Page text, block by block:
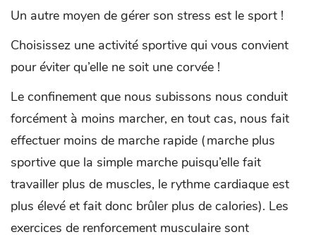
Un autre moyen de gérer son stress est le sport !
Choisissez une activité sportive qui vous convient
pour éviter qu’elle ne soit une corvée !
Le confinement que nous subissons nous conduit
forcément à moins marcher, en tout cas, nous fait
effectuer moins de marche rapide (marche plus
sportive que la simple marche puisqu’elle fait
travailler plus de muscles, le rythme cardiaque est
plus élevé et fait donc brûler plus de calories). Les
exercices de renforcement musculaire sont